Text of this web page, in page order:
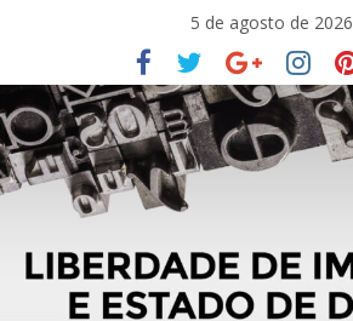
conteúdo
5 de agosto de 2026